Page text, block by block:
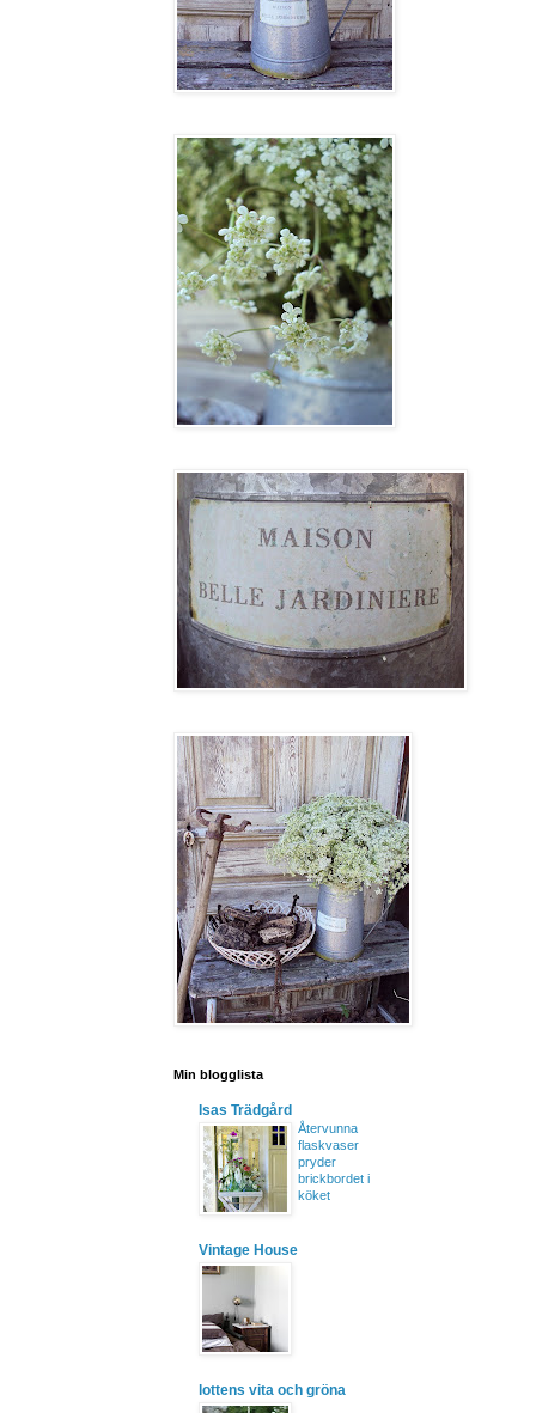
Min blogglista
Isas Trädgård
Återvunna
flaskvaser
pryder
brickbordet i
köket
Vintage House
lottens vita och gröna